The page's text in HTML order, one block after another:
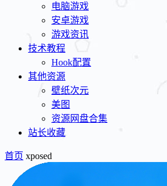
电脑游戏
安卓游戏
游戏资讯
技术教程
Hook配置
其他资源
壁纸次元
美图
资源网盘合集
站长收藏
首页 xposed